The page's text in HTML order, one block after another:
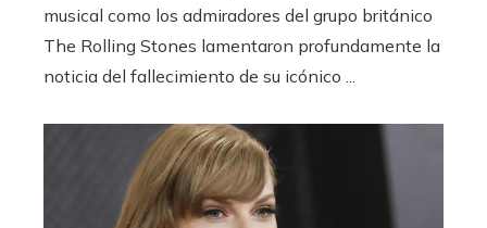
musical como los admiradores del grupo británico
The Rolling Stones lamentaron profundamente la
noticia del fallecimiento de su icónico ...